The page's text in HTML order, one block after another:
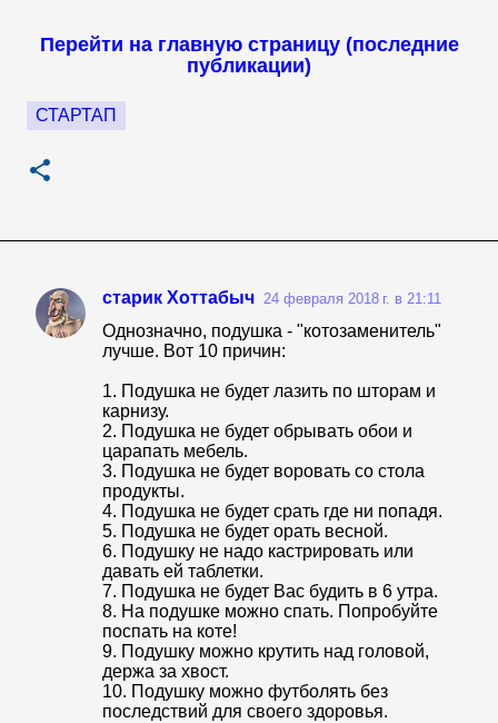
Перейти на главную страницу (последние
публикации)
СТАРТАП
К
старик Хоттабыч 24 февраля 2018 г. в 21:11
Однозначно, подушка - "котозаменитель"
лучше. Вот 10 причин:
1. Подушка не будет лазить по шторам и
карнизу.
2. Подушка не будет обрывать обои и
царапать мебель.
3. Подушка не будет воровать со стола
продукты.
4. Подушка не будет срать где ни попадя.
5. Подушка не будет орать весной.
6. Подушку не надо кастрировать или
давать ей таблетки.
7. Подушка не будет Вас будить в 6 утра.
8. На подушке можно спать. Попробуйте
поспать на коте!
9. Подушку можно крутить над головой,
держа за хвост.
10. Подушку можно футболять без
последствий для своего здоровья.